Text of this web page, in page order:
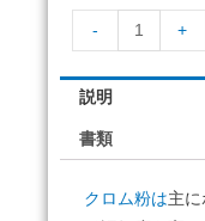
- +
説明
書類
クロム粉は主